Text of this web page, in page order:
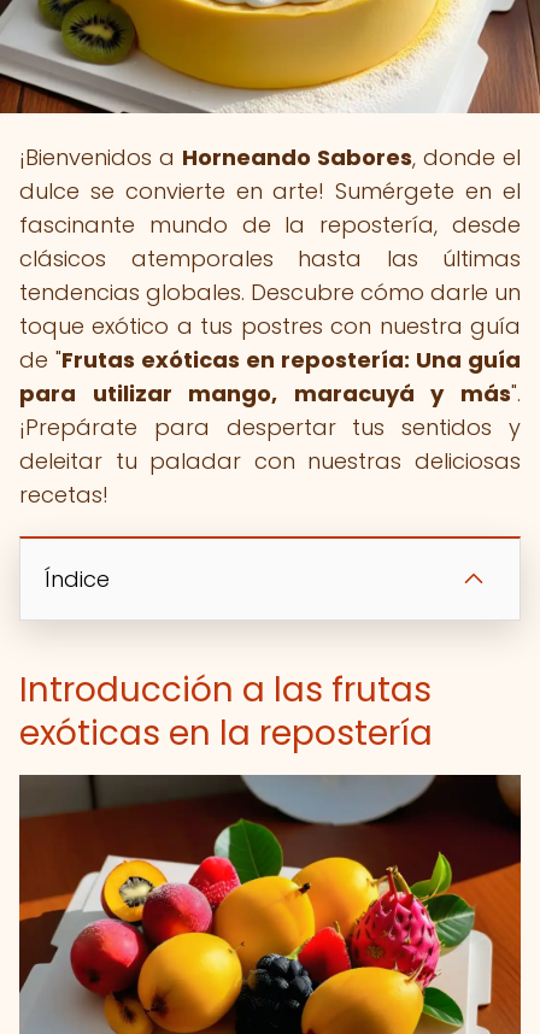
¡Bienvenidos a Horneando Sabores, donde el
dulce se convierte en arte! Sumérgete en el
fascinante mundo de la repostería, desde
clásicos atemporales hasta las últimas
tendencias globales. Descubre cómo darle un
toque exótico a tus postres con nuestra guía
de "Frutas exóticas en repostería: Una guía
para utilizar mango, maracuyá y más".
¡Prepárate para despertar tus sentidos y
deleitar tu paladar con nuestras deliciosas
recetas!
Índice
Introducción a las frutas
exóticas en la repostería